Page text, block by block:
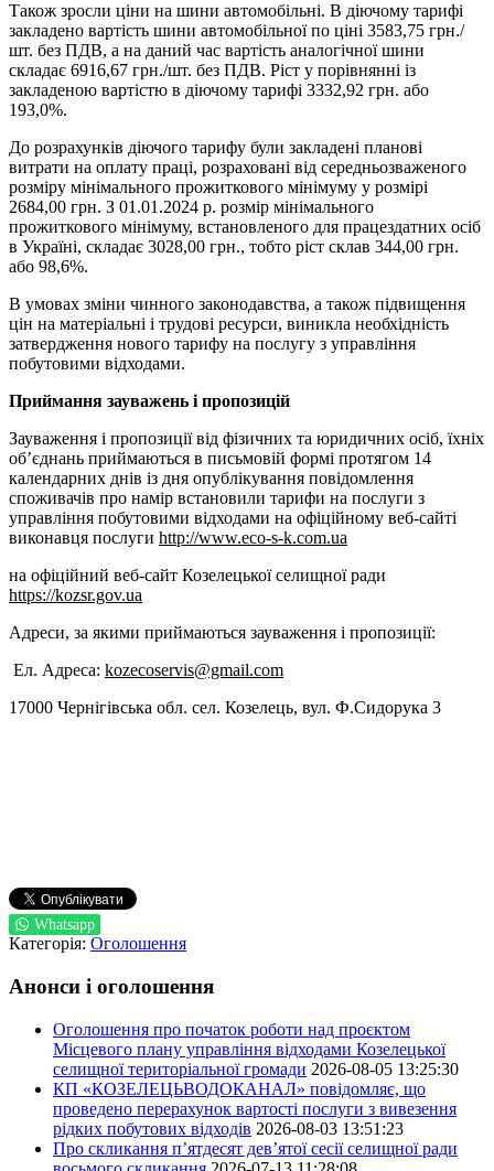
Також зросли ціни на шини автомобільні. В діючому тарифі
закладено вартість шини автомобільної по ціні 3583,75 грн./
шт. без ПДВ, а на даний час вартість аналогічної шини
складає 6916,67 грн./шт. без ПДВ. Ріст у порівнянні із
закладеною вартістю в діючому тарифі 3332,92 грн. або
193,0%.
До розрахунків діючого тарифу були закладені планові
витрати на оплату праці, розраховані від середньозваженого
розміру мінімального прожиткового мінімуму у розмірі
2684,00 грн. З 01.01.2024 р. розмір мінімального
прожиткового мінімуму, встановленого для працездатних осіб
в Україні, складає 3028,00 грн., тобто ріст склав 344,00 грн.
або 98,6%.
В умовах зміни чинного законодавства, а також підвищення
цін на матеріальні і трудові ресурси, виникла необхідність
затвердження нового тарифу на послугу з управління
побутовими відходами.
Приймання зауважень і пропозицій
Зауваження і пропозиції від фізичних та юридичних осіб, їхніх
об’єднань приймаються в письмовій формі протягом 14
календарних днів із дня опублікування повідомлення
споживачів про намір встановили тарифи на послуги з
управління побутовими відходами на офіційному веб-сайті
виконавця послуги http://www.eco-s-k.com.ua
на офіційний веб-сайт Козелецької селищної ради
https://kozsr.gov.ua
Адреси, за якими приймаються зауваження і пропозиції:
Ел. Адреса: kozecoservis@gmail.com
17000 Чернігівська обл. сел. Козелець, вул. Ф.Сидорука 3
Whatsapp
Категорія: Оголошення
Анонси і оголошення
Оголошення про початок роботи над проєктом
Місцевого плану управління відходами Козелецької
селищної територіальної громади 2026-08-05 13:25:30
КП «КОЗЕЛЕЦЬВОДОКАНАЛ» повідомляє, що
проведено перерахунок вартості послуги з вивезення
рідких побутових відходів 2026-08-03 13:51:23
Про скликання п’ятдесят дев’ятої сесії селищної ради